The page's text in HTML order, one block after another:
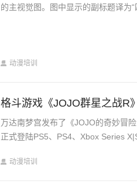
的主视觉图。图中显示的副标题译为
动漫培训
格斗游戏《JOJO群星之战R
万达南梦宫发布了《JOJO的奇妙冒
正式登陆PS5、PS4、Xbox Series
动漫培训